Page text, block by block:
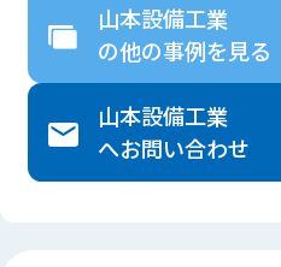
山本設備工業
の他の事例を見る
山本設備工業
へお問い合わせ